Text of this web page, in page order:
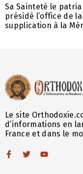
Sa Sainteté le
présidé l’office de
supplication à la
Le site
d’informations en
France et dans le